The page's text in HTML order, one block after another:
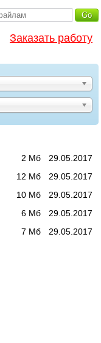
Заказать работу
29.05.2017
2 Мб
29.05.2017
12 Мб
29.05.2017
10 Мб
29.05.2017
6 Мб
29.05.2017
7 Мб